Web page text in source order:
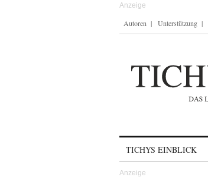
Autoren Unterstützung
TICHYS EINBLICK